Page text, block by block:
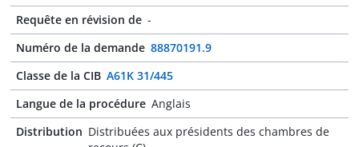
Requête en révision de -
Numéro de la demande 88870191.9
Classe de la CIB A61K 31/445
Langue de la procédure Anglais
Distribution Distribuées aux présidents des chambres de